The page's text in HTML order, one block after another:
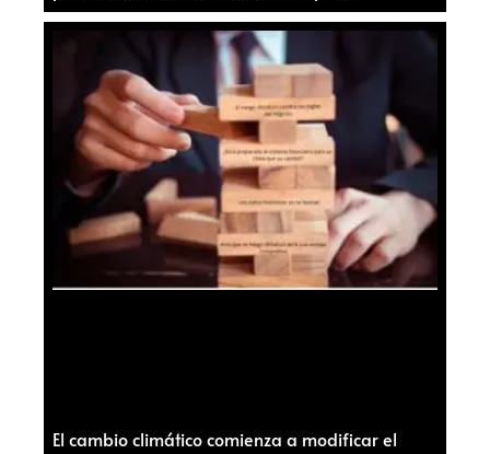
El cambio climático comienza a modificar el